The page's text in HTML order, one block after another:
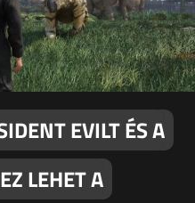
EVILT ÉS A
LEHET A